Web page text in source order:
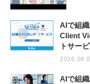
AIで組
Client
トサー
AIで組